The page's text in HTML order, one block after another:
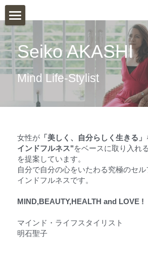
WELCOME
MINDFULNESS
SERVICE
EVENT
INSTAGRAM
PROFILE
PHOTOS
CONTACT
Seiko AKASHI
Mind Life-Stylist
女性が 「美しく、自分らしく生きる」
インドフルネス"をベースに取り入れ
を提案しています。
自分で自分の心をいたわる究極のセ
インドフルネスです。
MIND,BEAUTY,HEALTH and LOVE !
マインド・ライフスタイリスト
明石聖子